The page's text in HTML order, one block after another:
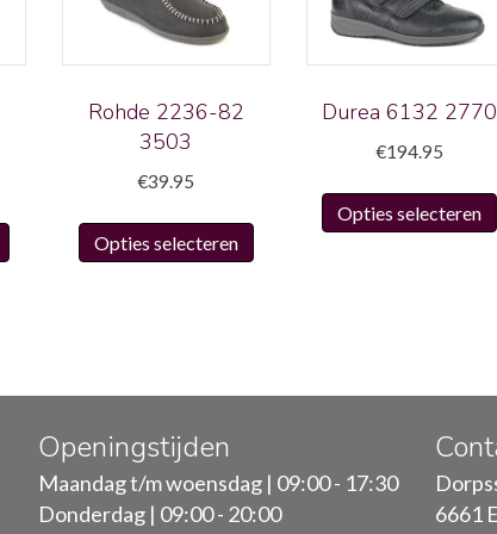
Dit
optie
kan
gekozen
worden
Rohde 2236-82
3503
€39.95
Opties selecteren
Dit
optie
worden
op
Durea 6132 2770
€194.95
Opties selecteren
Openingstijden
Maandag t/m woensdag | 09:00 - 17:30
Donderdag | 09:00 - 20:00
6661